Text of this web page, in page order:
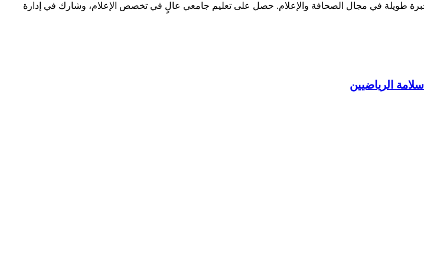
خبرة طويلة في مجال الصحافة والإعلام. حصل على تعليم جامعي عالٍ في تخصص الإعلام، وشارك في إدارة
الرياضيين